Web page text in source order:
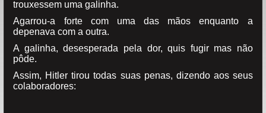
trouxessem uma galinha.
Agarrou-a forte com uma das mãos enquanto a
depenava com a outra.
A galinha, desesperada pela dor, quis fugir mas não
pôde.
Assim, Hitler tirou todas suas penas, dizendo aos seus
colaboradores: